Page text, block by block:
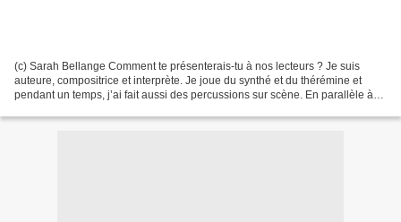
(c) Sarah Bellange Comment te présenterais-tu à nos lecteurs ? Je suis
auteure, compositrice et interprète. Je joue du synthé et du thérémine et
pendant un temps, j’ai fait aussi des percussions sur scène. En parallèle à